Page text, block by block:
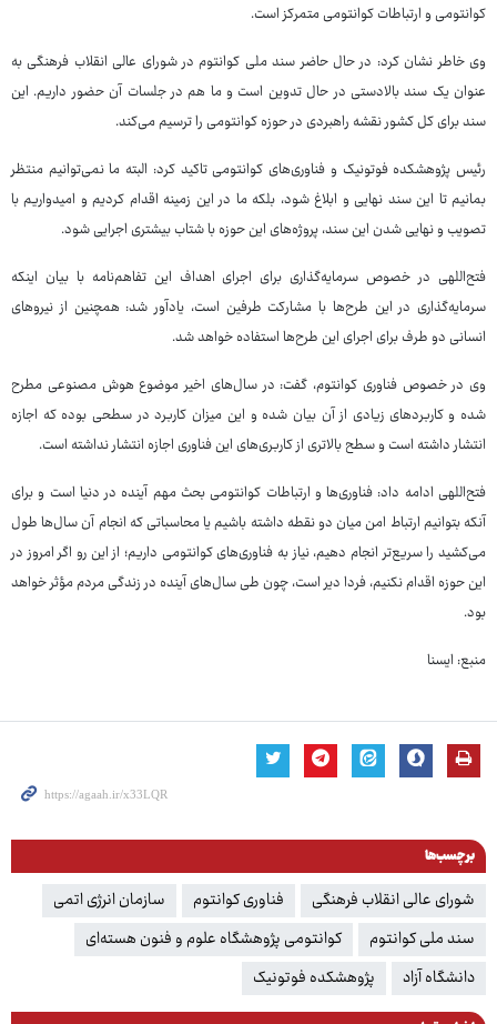
کوانتومی و ارتباطات کوانتومی متمرکز است.
وی خاطر نشان کرد: در حال حاضر سند ملی کوانتوم در شورای عالی انقلاب فرهنگی به
عنوان یک سند بالادستی در حال تدوین است و ما هم در جلسات آن حضور داریم. این
سند برای کل کشور نقشه راهبردی در حوزه کوانتومی را ترسیم می‌کند.
رئیس پژوهشکده فوتونیک و فناوری‌های کوانتومی تاکید کرد: البته ما نمی‌توانیم منتظر
بمانیم تا این سند نهایی و ابلاغ شود، بلکه ما در این زمینه اقدام کردیم و امیدواریم با
تصویب و نهایی شدن این سند، پروژه‌های این حوزه با شتاب بیشتری اجرایی شود.
فتح‌اللهی در خصوص سرمایه‌گذاری برای اجرای اهداف این تفاهم‌نامه با بیان اینکه
سرمایه‌گذاری در این طرح‌ها با مشارکت طرفین است، یادآور شد: همچنین از نیروهای
انسانی دو طرف برای اجرای این طرح‌ها استفاده خواهد شد.
وی در خصوص فناوری کوانتوم، گفت: در سال‌های اخیر موضوع هوش مصنوعی مطرح
شده و کاربردهای زیادی از آن بیان شده و این میزان کاربرد در سطحی بوده که اجازه
انتشار داشته است و سطح بالاتری از کاربری‌های این فناوری اجازه انتشار نداشته است.
فتح‌اللهی ادامه داد: فناوری‌ها و ارتباطات کوانتومی بحث مهم آینده در دنیا است و برای
آنکه بتوانیم ارتباط امن میان دو نقطه داشته باشیم یا محاسباتی که انجام آن سال‌ها طول
می‌کشید را سریع‌تر انجام دهیم، نیاز به فناوری‌های کوانتومی داریم؛ از این رو اگر امروز در
این حوزه اقدام نکنیم، فردا دیر است، چون طی سال‌های آینده در زندگی مردم مؤثر خواهد
بود.
منبع: ایسنا
برچسب‌ها
شورای عالی انقلاب فرهنگی فناوری کوانتوم
سازمان انرژی اتمی
سند ملی کوانتوم
کوانتومی پژوهشگاه علوم و فنون هسته‌ای
دانشگاه آزاد
پژوهشکده فوتونیک